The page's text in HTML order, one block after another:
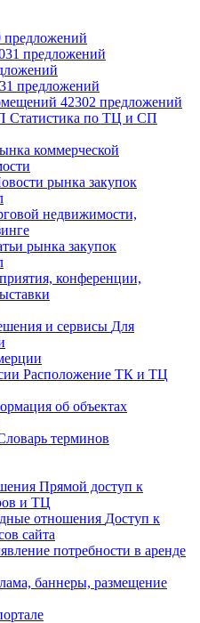
предложений
предложений
31 предложений
42302 предложений
Статистика по ТЦ и СП
коммерческой
рынка закупок
недвижимости,
рынка закупок
конференции,
и сервисы Для
Расположение ТК и ТЦ
об объектах
терминов
Прямой доступ к
и ТЦ
отношения Доступ к
сайта
потребности в аренде
баннеры, размещение